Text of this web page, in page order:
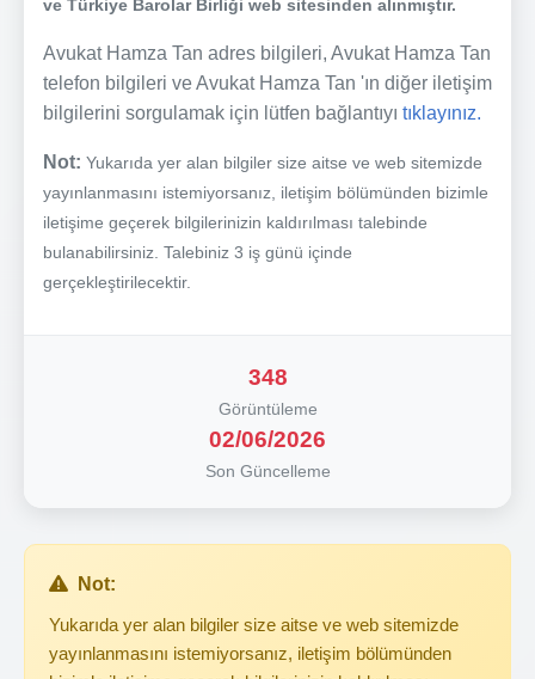
ve Türkiye Barolar Birliği web sitesinden alınmıştır.
Avukat Hamza Tan adres bilgileri, Avukat Hamza Tan
telefon bilgileri ve Avukat Hamza Tan 'ın diğer iletişim
bilgilerini sorgulamak için lütfen bağlantıyı tıklayınız.
Not: Yukarıda yer alan bilgiler size aitse ve web sitemizde
yayınlanmasını istemiyorsanız, iletişim bölümünden bizimle
iletişime geçerek bilgilerinizin kaldırılması talebinde
bulanabilirsiniz. Talebiniz 3 iş günü içinde
gerçekleştirilecektir.
348
Görüntüleme
02/06/2026
Son Güncelleme
Not:
Yukarıda yer alan bilgiler size aitse ve web sitemizde
yayınlanmasını istemiyorsanız, iletişim bölümünden